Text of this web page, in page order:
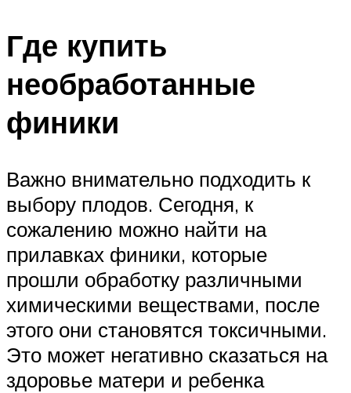
Где купить
необработанные
финики
Важно внимательно подходить к
выбору плодов. Сегодня, к
сожалению можно найти на
прилавках финики, которые
прошли обработку различными
химическими веществами, после
этого они становятся токсичными.
Это может негативно сказаться на
здоровье матери и ребенка